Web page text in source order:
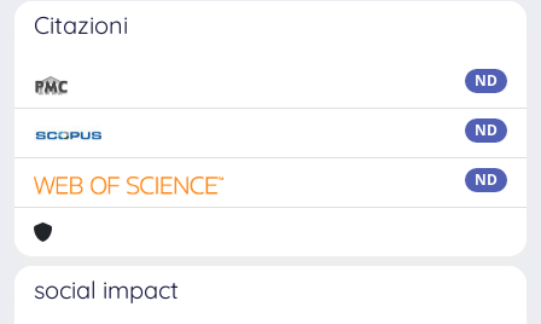
Citazioni
ND
ND
ND
social impact